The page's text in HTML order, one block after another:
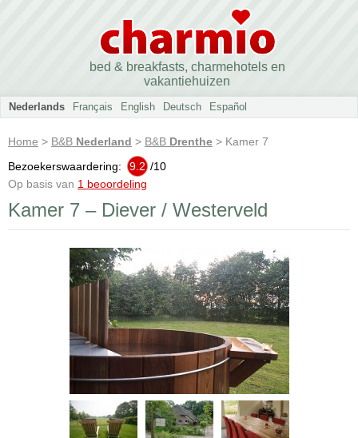
bed & breakfasts, charmehotels en
vakantiehuizen
Nederlands Français English Deutsch Español
Home > B&B Nederland > B&B Drenthe > Kamer 7
Bezoekerswaardering:
9.2 /10
Op basis van 1 beoordeling
Kamer 7 – Diever / Westerveld